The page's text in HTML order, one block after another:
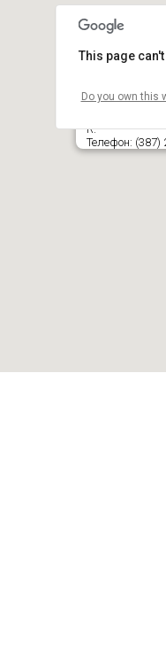
Švenčionėlių
Priestočio g.
R.
Телефон: (387)
This page
Do you own this